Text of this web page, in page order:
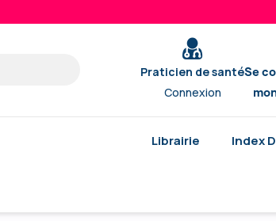
Praticien de santé
Connexion
Se
Librairie Index